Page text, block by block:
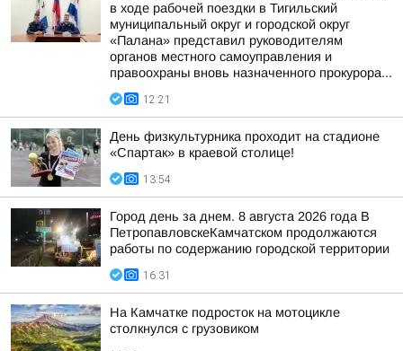
в ходе рабочей поездки в Тигильский
муниципальный округ и городской округ
«Палана» представил руководителям
органов местного самоуправления и
правоохраны вновь назначенного прокурора...
12:21
День физкультурника проходит на стадионе
«Спартак» в краевой столице!
13:54
Город день за днем. 8 августа 2026 года В
ПетропавловскеКамчатском продолжаются
работы по содержанию городской территории
16:31
На Камчатке подросток на мотоцикле
столкнулся с грузовиком